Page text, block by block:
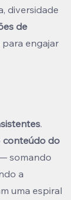
diversidade
de
engajar
.
conteúdo do
somando
a
uma espiral